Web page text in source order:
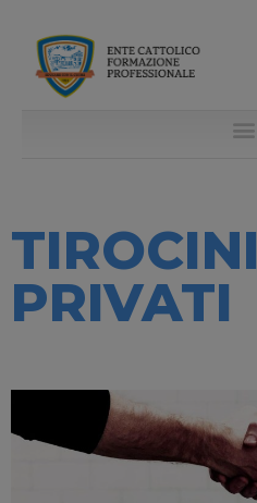
TIROCINI
PRIVATI